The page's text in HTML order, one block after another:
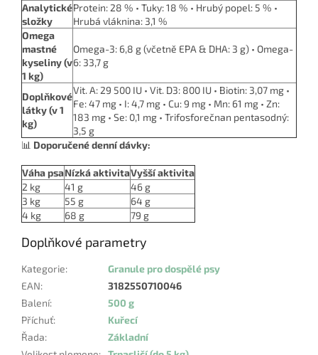
Analytické
složky
Protein: 28 % • Tuky: 18 % • Hrubý popel: 5 % •
Hrubá vláknina: 3,1 %
Omega
mastné
kyseliny (v
1 kg)
Omega-3: 6,8 g (včetně EPA & DHA: 3 g) • Omega-
6: 33,7 g
Doplňkové
látky (v 1
kg)
Vit. A: 29 500 IU • Vit. D3: 800 IU • Biotin: 3,07 mg •
Fe: 47 mg • I: 4,7 mg • Cu: 9 mg • Mn: 61 mg • Zn:
183 mg • Se: 0,1 mg • Trifosforečnan pentasodný:
3,5 g
📊 Doporučené denní dávky:
Váha psaNízká aktivitaVyšší aktivita
2 kg
41 g
46 g
3 kg
55 g
64 g
4 kg
68 g 79 g
Doplňkové parametry
Kategorie:
Granule pro dospělé psy
EAN:
3182550710046
Balení:
500 g
Příchuť:
Kuřecí
Řada:
Základní